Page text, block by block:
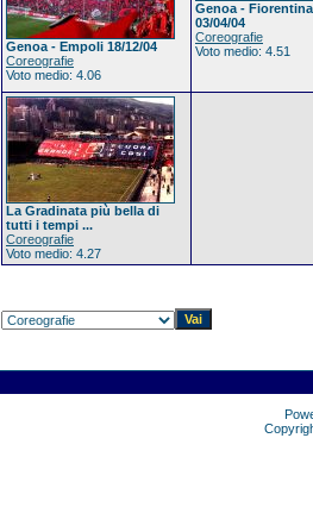
Genoa - Empoli 18/12/04
Coreografie
Voto medio: 4.06
Genoa - Fiorentina
03/04/04
Coreografie
Voto medio: 4.51
La Gradinata più bella di
tutti i tempi ...
Coreografie
Voto medio: 4.27